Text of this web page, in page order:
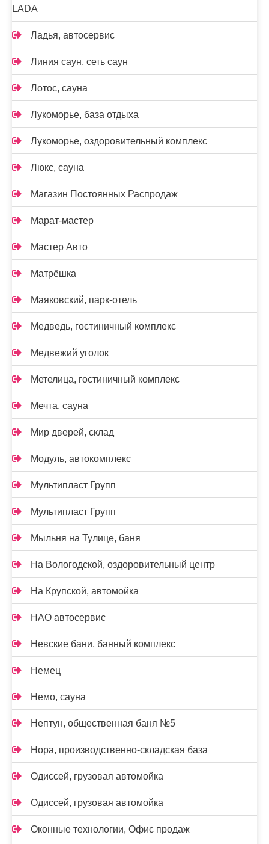
LADA
Ладья, автосервис
Линия саун, сеть саун
Лотос, сауна
Лукоморье, база отдыха
Лукоморье, оздоровительный комплекс
Люкс, сауна
Магазин Постоянных Распродаж
Марат-мастер
Мастер Авто
Матрёшка
Маяковский, парк-отель
Медведь, гостиничный комплекс
Медвежий уголок
Метелица, гостиничный комплекс
Мечта, сауна
Мир дверей, склад
Модуль, автокомплекс
Мультипласт Групп
Мультипласт Групп
Мыльня на Тулице, баня
На Вологодской, оздоровительный центр
На Крупской, автомойка
НАО автосервис
Невские бани, банный комплекс
Немец
Немо, сауна
Нептун, общественная баня №5
Нора, производственно-складская база
Одиссей, грузовая автомойка
Одиссей, грузовая автомойка
Оконные технологии, Офис продаж